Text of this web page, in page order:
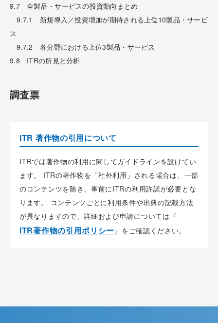
9.7 全製品・サービスの投資動向まとめ
9.7.1 新規導入／投資増加が期待される上位10製品・サービ
ス
9.7.2 各分野における上位3製品・サービス
9.8 ITRの所見と分析
調査票
ITR 著作物の引用について
ITRでは著作物の利用に関してガイドラインを設けてい
ます。 ITRの著作物を「社外利用」される場合は、一部
のコンテンツを除き、事前にITRの利用許諾が必要とな
ります。 コンテンツごとに利用条件や出典の記載方法
が異なりますので、詳細および申請については『
ITR著作物の引用ポリシー 』をご確認ください。